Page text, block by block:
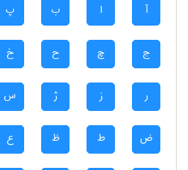
آ ا ب پ
ج چ ح خ
ر ز ژ س
ض ط ظ ع